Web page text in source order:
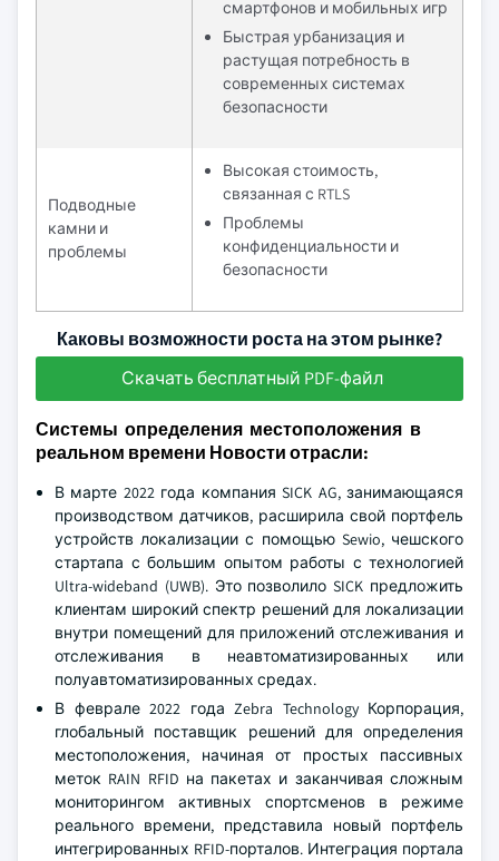
смартфонов и мобильных игр
Быстрая урбанизация и
растущая потребность в
современных системах
безопасности
Подводные
камни и
проблемы
Высокая стоимость,
связанная с RTLS
Проблемы
конфиденциальности и
безопасности
Каковы возможности роста на этом рынке?
Скачать бесплатный PDF-файл
Системы определения местоположения в
реальном времени Новости отрасли:
В марте 2022 года компания SICK AG, занимающаяся
производством датчиков, расширила свой портфель
устройств локализации с помощью Sewio, чешского
стартапа с большим опытом работы с технологией
Ultra-wideband (UWB). Это позволило SICK предложить
клиентам широкий спектр решений для локализации
внутри помещений для приложений отслеживания и
отслеживания в неавтоматизированных или
полуавтоматизированных средах.
В феврале 2022 года Zebra Technology Корпорация,
глобальный поставщик решений для определения
местоположения, начиная от простых пассивных
меток RAIN RFID на пакетах и заканчивая сложным
мониторингом активных спортсменов в режиме
реального времени, представила новый портфель
интегрированных RFID-порталов. Интеграция портала